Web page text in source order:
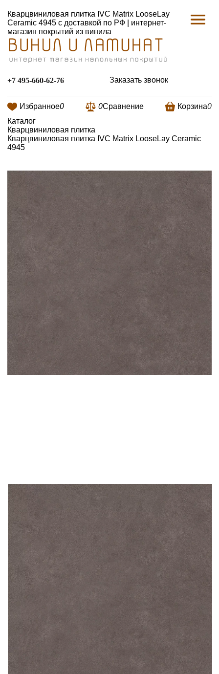
Кварцвиниловая плитка IVC Matrix LooseLay
Ceramic 4945 с доставкой по РФ | интернет-
магазин покрытий из винила
+7 495-660-62-76 Заказать звонок
Избранное0 0Сравнение Корзина0
Каталог
Кварцвиниловая плитка
Кварцвиниловая плитка IVC Matrix LooseLay Ceramic
4945